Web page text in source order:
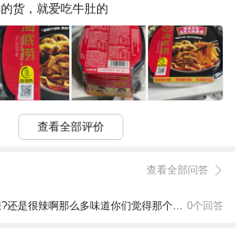
货，就爱吃牛肚的
查看全部评价
查看全部问答
这个是是微辣?还是很辣啊那么多味道你们觉得那个比较好吃吗 0个回答